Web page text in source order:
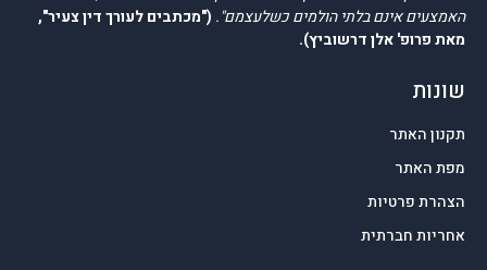
האמצעים אינם בלתי הולמים כשלעצמם". ("מכתבים לעורך דין צעיר",
מאת פרופ' אלן דרשוביץ).
שונות
תקנון האתר
מפת האתר
הצהרת פרטיות
אחריות חברתית